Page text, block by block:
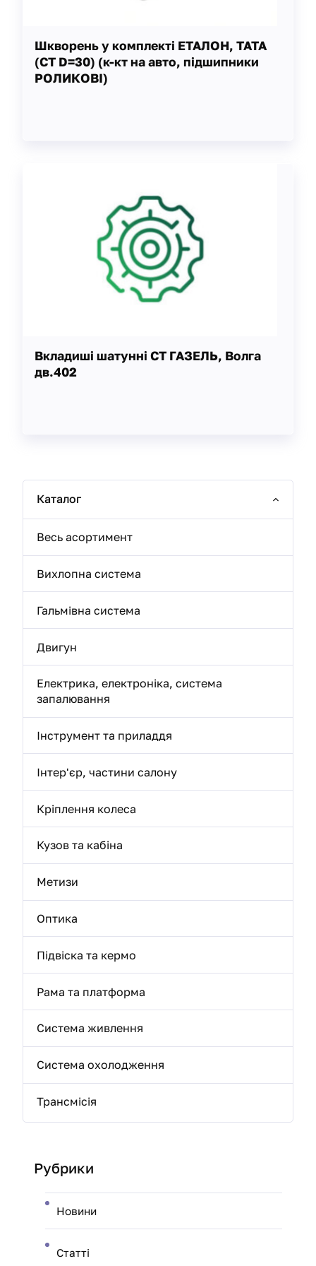
Шкворень у комплекті ЕТАЛОН, ТАТА
(СТ D=30) (к-кт на авто, підшипники
РОЛИКОВІ)
Вкладиші шатунні СТ ГАЗЕЛЬ, Волга
дв.402
Каталог
Весь асортимент
Вихлопна система
Гальмівна система
Двигун
Електрика, електроніка, система
запалювання
Інструмент та приладдя
Інтер'єр, частини салону
Кріплення колеса
Кузов та кабіна
Метизи
Оптика
Підвіска та кермо
Рама та платформа
Система живлення
Система охолодження
Трансмісія
Рубрики
Новини
Статті